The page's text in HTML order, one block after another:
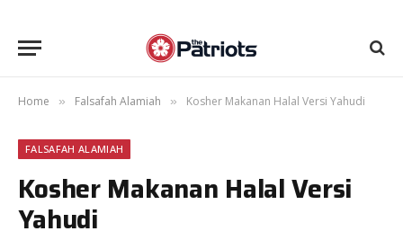
Home » Falsafah Alamiah » Kosher Makanan Halal Versi Yahudi
FALSAFAH ALAMIAH
Kosher Makanan Halal Versi
Yahudi